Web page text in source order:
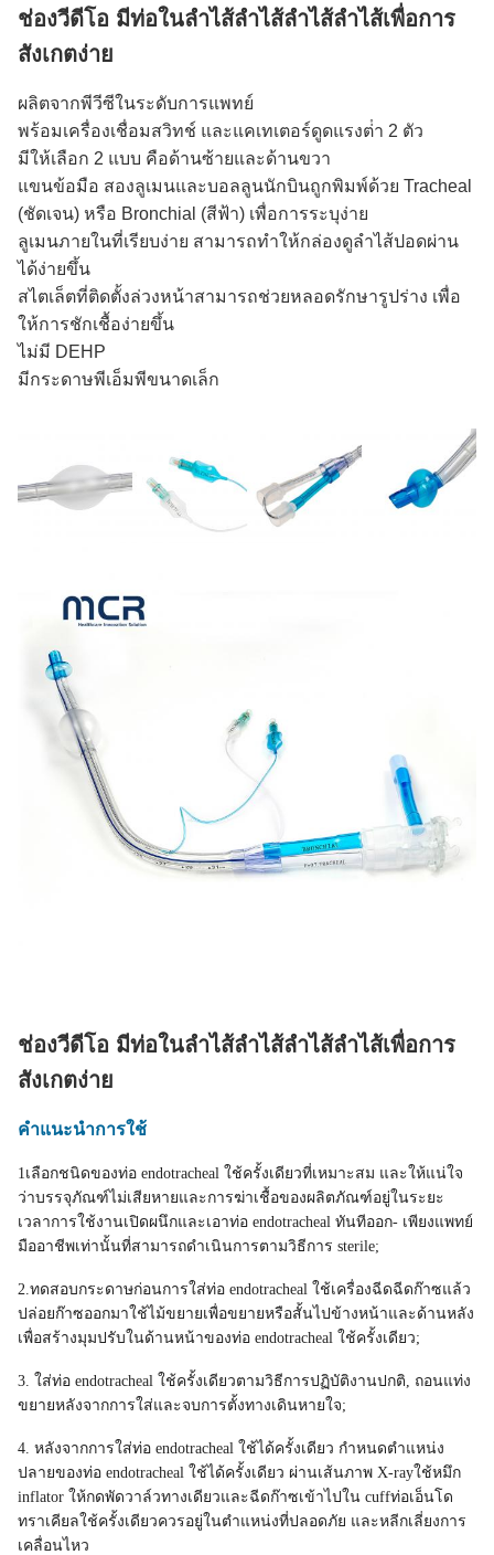
ช่องวีดีโอ มีท่อในลําไส้ลําไส้ลําไส้ลําไส้เพื่อการ
สังเกตง่าย
ผลิตจากพีวีซีในระดับการแพทย์
พร้อมเครื่องเชื่อมสวิทช์ และแคเทเตอร์ดูดแรงต่ํา 2 ตัว
มีให้เลือก 2 แบบ คือด้านซ้ายและด้านขวา
แขนข้อมือ สองลูเมนและบอลลูนนักบินถูกพิมพ์ด้วย Tracheal
(ชัดเจน) หรือ Bronchial (สีฟ้า) เพื่อการระบุง่าย
ลูเมนภายในที่เรียบง่าย สามารถทําให้กล่องดูลําไส้ปอดผ่าน
ได้ง่ายขึ้น
สไตเล็ตที่ติดตั้งล่วงหน้าสามารถช่วยหลอดรักษารูปร่าง เพื่อ
ให้การชักเชื้อง่ายขึ้น
ไม่มี DEHP
มีกระดาษพีเอ็มพีขนาดเล็ก
ช่องวีดีโอ มีท่อในลําไส้ลําไส้ลําไส้ลําไส้เพื่อการ
สังเกตง่าย
คําแนะนําการใช้
1เลือกชนิดของท่อ endotracheal ใช้ครั้งเดียวที่เหมาะสม และให้แน่ใจ
ว่าบรรจุภัณฑ์ไม่เสียหายและการฆ่าเชื้อของผลิตภัณฑ์อยู่ในระยะ
เวลาการใช้งานเปิดผนึกและเอาท่อ endotracheal ทันทีออก- เพียงแพทย์
มืออาชีพเท่านั้นที่สามารถดําเนินการตามวิธีการ sterile;
2.ทดสอบกระดาษก่อนการใส่ท่อ endotracheal ใช้เครื่องฉีดฉีดก๊าซแล้ว
ปล่อยก๊าซออกมาใช้ไม้ขยายเพื่อขยายหรือสั้นไปข้างหน้าและด้านหลัง
เพื่อสร้างมุมปรับในด้านหน้าของท่อ endotracheal ใช้ครั้งเดียว;
3. ใส่ท่อ endotracheal ใช้ครั้งเดียวตามวิธีการปฏิบัติงานปกติ, ถอนแท่ง
ขยายหลังจากการใส่และจบการตั้งทางเดินหายใจ;
4. หลังจากการใส่ท่อ endotracheal ใช้ได้ครั้งเดียว กําหนดตําแหน่ง
ปลายของท่อ endotracheal ใช้ได้ครั้งเดียว ผ่านเส้นภาพ X-rayใช้หมึก
inflator ให้กดพัดวาล์วทางเดียวและฉีดก๊าซเข้าไปใน cuffท่อเอ็นโด
ทราเคียลใช้ครั้งเดียวควรอยู่ในตําแหน่งที่ปลอดภัย และหลีกเลี่ยงการ
เคลื่อนไหว